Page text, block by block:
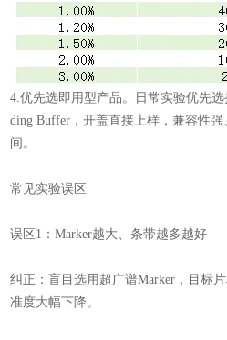
4.优先选即用型产品。日常实验优先
ding Buffer，开盖直接上样，兼容性
间。
常见实验误区
误区1：Marker越大、条带越多越好
纠正：盲目选用超广谱Marker，目标
准度大幅下降。